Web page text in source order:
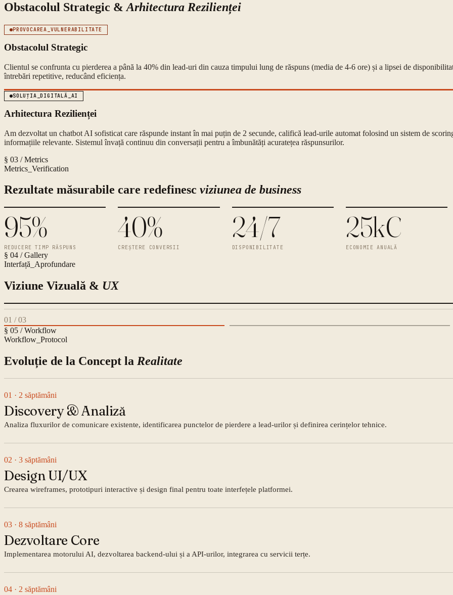
Obstacolul Strategic & Arhitectura Rezilienței
PROVOCAREA_VULNERABILITATE
Obstacolul Strategic
Clientul se confrunta cu pierderea a până la 40% din lead-uri din cauza timpului lung de răspuns (media de 4-6 ore) și a lipsei de
întrebări repetitive, reducând eficiența.
SOLUȚIA_DIGITALĂ_AI
Arhitectura Rezilienței
Am dezvoltat un chatbot AI sofisticat care răspunde instant în mai puțin de 2 secunde, califică lead-urile automat folosind un sistem de
informațiile relevante. Sistemul învață continuu din conversații pentru a îmbunătăți acuratețea răspunsurilor.
§ 03 / Metrics
Metrics_Verification
Rezultate măsurabile care redefinesc viziunea de business
95%
REDUCERE TIMP RĂSPUNS
40%
CREȘTERE CONVERSII
24/7
DISPONIBILITATE
25k€
ECONOMIE ANUALĂ
§ 04 / Gallery
Interfață_Aprofundare
Viziune Vizuală & UX
01 /03
§ 05 / Workflow
Workflow_Protocol
Evoluție de la Concept la Realitate
01 · 2 săptămâni
Discovery & Analiză
Analiza fluxurilor de comunicare existente, identificarea punctelor de pierdere a lead-urilor și definirea cerințelor tehnice.
02 · 3 săptămâni
Design UI/UX
Crearea wireframes, prototipuri interactive și design final pentru toate interfețele platformei.
03 · 8 săptămâni
Dezvoltare Core
Implementarea motorului AI, dezvoltarea backend-ului și a API-urilor, integrarea cu servicii terțe.
04 · 2 săptămâni